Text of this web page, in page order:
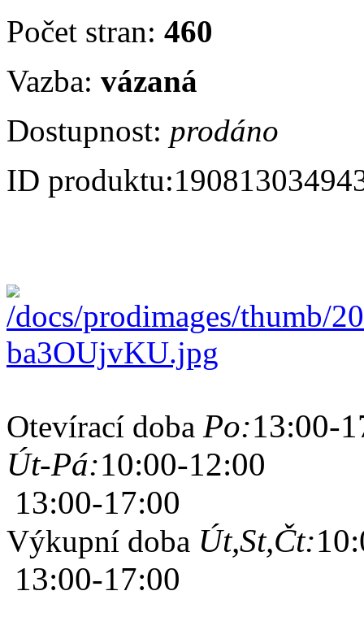
Počet stran: 460
Vazba: vázaná
Dostupnost: prodáno
ID produktu:
Otevírací doba Po:13:00-
Út-Pá:10:00-12:00
13:00-17:00
Výkupní doba Út,St,Čt:
13:00-17:00